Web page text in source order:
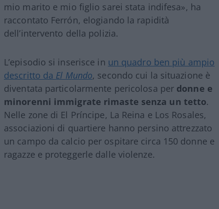
mio marito e mio figlio sarei stata indifesa», ha
raccontato Ferrón, elogiando la rapidità
dell’intervento della polizia.
L’episodio si inserisce in un quadro ben più ampio
descritto da El Mundo, secondo cui la situazione è
diventata particolarmente pericolosa per donne e
minorenni immigrate rimaste senza un tetto.
Nelle zone di El Príncipe, La Reina e Los Rosales,
associazioni di quartiere hanno persino attrezzato
un campo da calcio per ospitare circa 150 donne e
ragazze e proteggerle dalle violenze.